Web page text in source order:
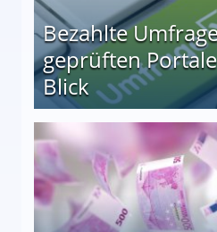
Bezahlte
geprüften
Blick
auf einen Blick